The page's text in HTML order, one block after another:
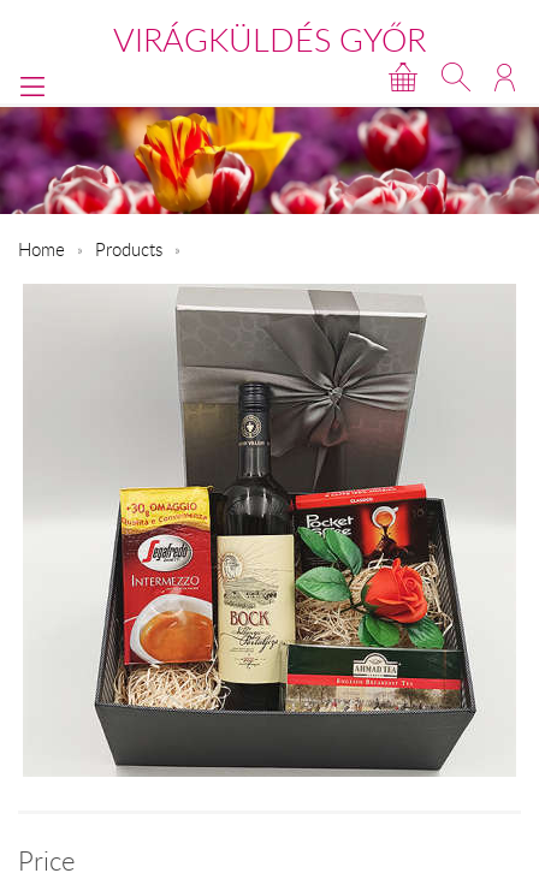
VIRÁGKÜLDÉS GYŐR
Home Products
Price